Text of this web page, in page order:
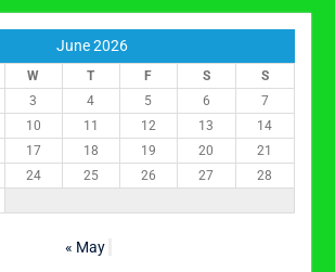
June 2026
W T F S
S
3 4 5 6
7
10 11 12 13
14
17 18 19 20
21
24 25 26 27
28
« May